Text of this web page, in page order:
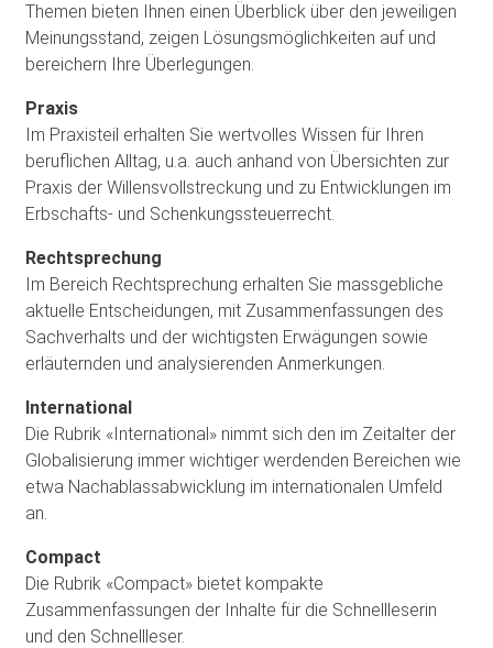
Themen bieten Ihnen einen Überblick über den jeweiligen
Meinungsstand, zeigen Lösungsmöglichkeiten auf und
bereichern Ihre Überlegungen.
Praxis
Im Praxisteil erhalten Sie wertvolles Wissen für Ihren
beruflichen Alltag, u.a. auch anhand von Übersichten zur
Praxis der Willensvollstreckung und zu Entwicklungen im
Erbschafts- und Schenkungssteuerrecht.
Rechtsprechung
Im Bereich Rechtsprechung erhalten Sie massgebliche
aktuelle Entscheidungen, mit Zusammenfassungen des
Sachverhalts und der wichtigsten Erwägungen sowie
erläuternden und analysierenden Anmerkungen.
International
Die Rubrik «International» nimmt sich den im Zeitalter der
Globalisierung immer wichtiger werdenden Bereichen wie
etwa Nachablassabwicklung im internationalen Umfeld
an.
Compact
Die Rubrik «Compact» bietet kompakte
Zusammenfassungen der Inhalte für die Schnellleserin
und den Schnellleser.